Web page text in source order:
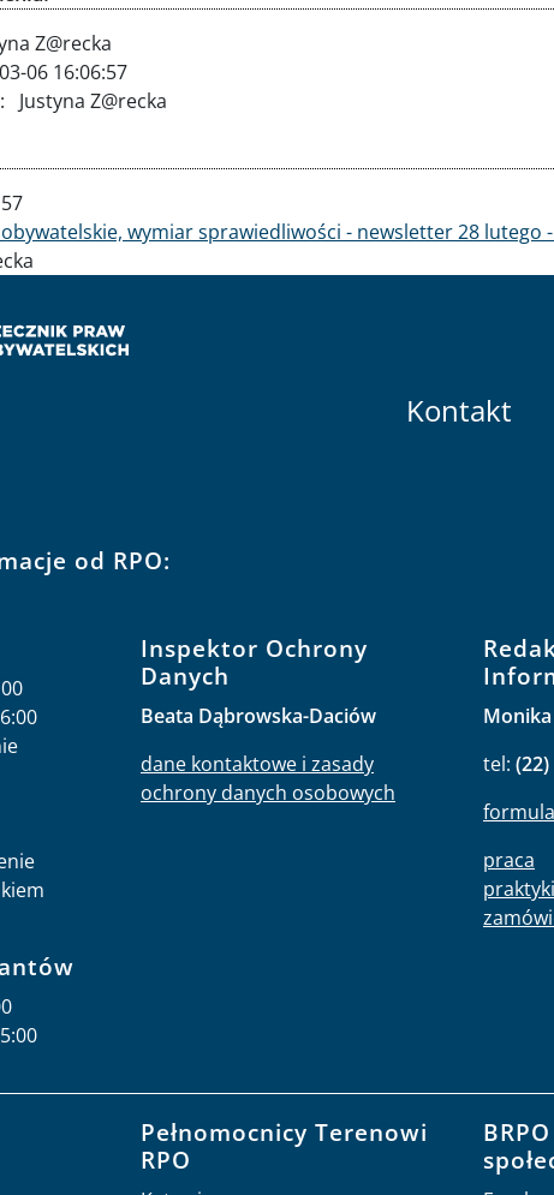
Z@recka
06 16:06:57
Justyna Z@recka
wymiar sprawiedliwości - newsletter 28 lutego
Kontakt
od RPO:
Inspektor Ochrony
Danych
Beata Dąbrowska-Daciów
dane kontaktowe i zasady
ochrony danych osobowych
tel:
praca
praktyki
Pełnomocnicy Terenowi
RPO